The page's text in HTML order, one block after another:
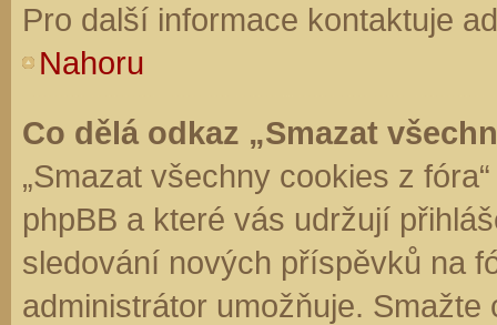
Pro další informace kontaktuje
Nahoru
Co dělá odkaz „Smazat
„Smazat všechny cookies z
phpBB a které vás udržují
sledování nových příspěvků na
administrátor umožňuje.